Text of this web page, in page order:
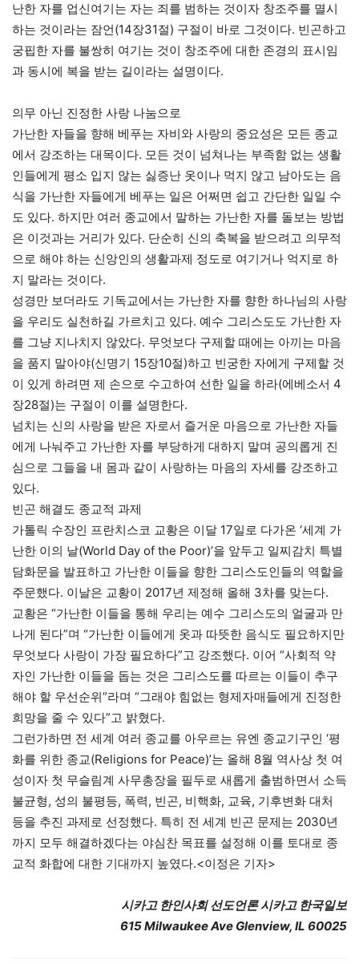
난한 자를 업신여기는 자는 죄를 범하는 것이자 창조주를 멸시
하는 것이라는 잠언(14장31절) 구절이 바로 그것이다. 빈곤하고
궁핍한 자를 불쌍히 여기는 것이 창조주에 대한 존경의 표시임
과 동시에 복을 받는 길이라는 설명이다.
의무 아닌 진정한 사랑 나눔으로
가난한 자들을 향해 베푸는 자비와 사랑의 중요성은 모든 종교
에서 강조하는 대목이다. 모든 것이 넘쳐나는 부족함 없는 생활
인들에게 평소 입지 않는 싫증난 옷이나 먹지 않고 남아도는 음
식을 가난한 자들에게 베푸는 일은 어쩌면 쉽고 간단한 일일 수
도 있다. 하지만 여러 종교에서 말하는 가난한 자를 돌보는 방법
은 이것과는 거리가 있다. 단순히 신의 축복을 받으려고 의무적
으로 해야 하는 신앙인의 생활과제 정도로 여기거나 억지로 하
지 말라는 것이다.
성경만 보더라도 기독교에서는 가난한 자를 향한 하나님의 사랑
을 우리도 실천하길 가르치고 있다. 예수 그리스도도 가난한 자
를 그냥 지나치지 않았다. 무엇보다 구제할 때에는 아끼는 마음
을 품지 말아야(신명기 15장10절)하고 빈궁한 자에게 구제할 것
이 있게 하려면 제 손으로 수고하여 선한 일을 하라(에베소서 4
장28절)는 구절이 이를 설명한다.
넘치는 신의 사랑을 받은 자로서 즐거운 마음으로 가난한 자들
에게 나눠주고 가난한 자를 부당하게 대하지 말며 공의롭게 진
심으로 그들을 내 몸과 같이 사랑하는 마음의 자세를 강조하고
있다.
빈곤 해결도 종교적 과제
가톨릭 수장인 프란치스코 교황은 이달 17일로 다가온 ‘세계 가
난한 이의 날(World Day of the Poor)’을 앞두고 일찌감치 특별
담화문을 발표하고 가난한 이들을 향한 그리스도인들의 역할을
주문했다. 이날은 교황이 2017년 제정해 올해 3차를 맞는다.
교황은 “가난한 이들을 통해 우리는 예수 그리스도의 얼굴과 만
나게 된다”며 “가난한 이들에게 옷과 따뜻한 음식도 필요하지만
무엇보다 사랑이 가장 필요하다”고 강조했다. 이어 “사회적 약
자인 가난한 이들을 돕는 것은 그리스도를 따르는 이들이 추구
해야 할 우선순위”라며 “그래야 힘없는 형제자매들에게 진정한
희망을 줄 수 있다”고 밝혔다.
그런가하면 전 세계 여러 종교를 아우르는 유엔 종교기구인 ‘평
화를 위한 종교(Religions for Peace)’는 올해 8월 역사상 첫 여
성이자 첫 무슬림계 사무총장을 필두로 새롭게 출범하면서 소득
불균형, 성의 불평등, 폭력, 빈곤, 비핵화, 교육, 기후변화 대처
등을 추진 과제로 선정했다. 특히 전 세계 빈곤 문제는 2030년
까지 모두 해결하겠다는 야심찬 목표를 설정해 이를 토대로 종
교적 화합에 대한 기대까지 높였다.<이정은 기자>
시카고 한인사회 선도언론 시카고 한국일보
615 Milwaukee Ave Glenview, IL 60025